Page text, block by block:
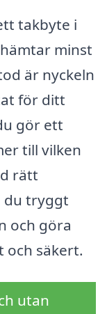
takbyte i
minst
är nyckeln
för ditt
gör ett
till vilken
rätt
du tryggt
och göra
och säkert.
utan